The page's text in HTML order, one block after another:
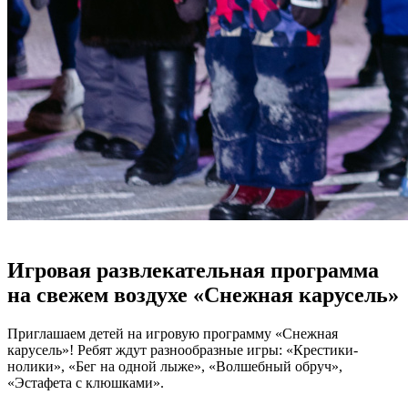
Игровая развлекательная программа
на свежем воздухе «Снежная карусель»
Приглашаем детей на игровую программу «Снежная
карусель»! Ребят ждут разнообразные игры: «Крестики-
нолики», «Бег на одной лыже», «Волшебный обруч»,
«Эстафета с клюшками».